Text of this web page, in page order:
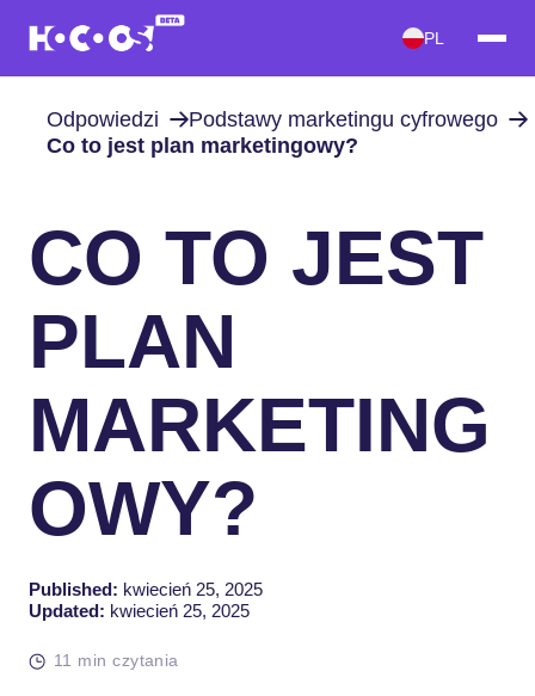
PL
Odpowiedzi
Podstawy marketingu cyfrowego
Co to jest plan marketingowy?
CO TO JEST
PLAN
MARKETING
OWY?
Published: kwiecień 25, 2025
Updated: kwiecień 25, 2025
11 min czytania